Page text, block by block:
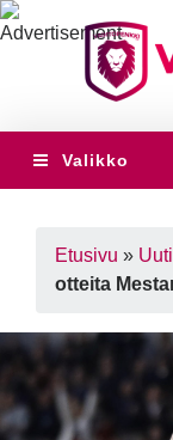
Valikko
Etusivu »
otteita